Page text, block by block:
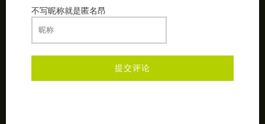
不写昵称就是匿名昂